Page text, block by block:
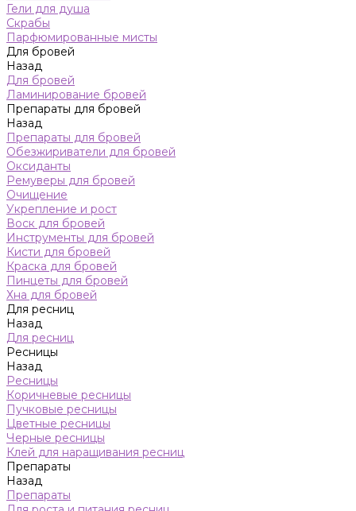
Гели для душа
Скрабы
Парфюмированные мисты
Для бровей
Назад
Для бровей
Ламинирование бровей
Препараты для бровей
Назад
Препараты для бровей
Обезжириватели для бровей
Оксиданты
Ремуверы для бровей
Очищение
Укрепление и рост
Воск для бровей
Инструменты для бровей
Кисти для бровей
Краска для бровей
Пинцеты для бровей
Хна для бровей
Для ресниц
Назад
Для ресниц
Ресницы
Назад
Ресницы
Коричневые ресницы
Пучковые ресницы
Цветные ресницы
Черные ресницы
Клей для наращивания ресниц
Препараты
Назад
Препараты